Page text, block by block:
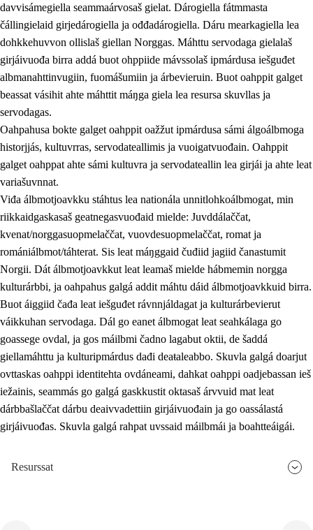
davvisámegiella seammaárvosaš gielat. Dárogiella fátmmasta
čállingielaid girjedárogiella ja ođđadárogiella. Dáru mearkagiella lea
dohkkehuvvon ollislaš giellan Norggas. Máhttu servodaga gielalaš
girjáivuođa birra addá buot ohppiide mávssolaš ipmárdusa iešguđet
albmanahttinvugiin, fuomášumiin ja árbevieruin. Buot oahppit galget
beassat vásihit ahte máhttit máŋga giela lea resursa skuvllas ja
servodagas.
Oahpahusa bokte galget oahppit oažžut ipmárdusa sámi álgoálbmoga
historjjás, kultuvrras, servodateallimis ja vuoigatvuođain. Oahppit
galget oahppat ahte sámi kultuvra ja servodateallin lea girjái ja ahte leat
variašuvnnat.
Viđa álbmotjoavkku stáhtus lea nationála unnitlohkoálbmogat, min
riikkaidgaskasaš geatnegasvuođaid mielde: Juvddálaččat,
kvenat/norggasuopmelaččat, vuovdesuopmelaččat, romat ja
romániálbmot/táhterat. Sis leat máŋggaid čuđiid jagiid čanastumit
Norgii. Dát álbmotjoavkkut leat leamaš mielde hábmemin norgga
kulturárbbi, ja oahpahus galgá addit máhtu dáid álbmotjoavkkuid birra.
Buot áiggiid čađa leat iešguđet rávnnjáldagat ja kulturárbevierut
váikkuhan servodaga. Dál go eanet álbmogat leat seahkálaga go
goassege ovdal, ja gos máilbmi čadno lagabut oktii, de šaddá
giellamáhttu ja kulturipmárdus dađi deaŧaleabbo. Skuvla galgá doarjut
ovttaskas oahppi identitehta ovdáneami, dahkat oahppi oadjebassan ieš
iežainis, seammás go galgá gaskkustit oktasaš árvvuid mat leat
dárbbašlaččat dárbu deaivvadettiin girjáivuođain ja go oassálastá
girjáivuođas. Skuvla galgá rahpat uvssaid máilbmái ja boahtteáigái.
Resurssat